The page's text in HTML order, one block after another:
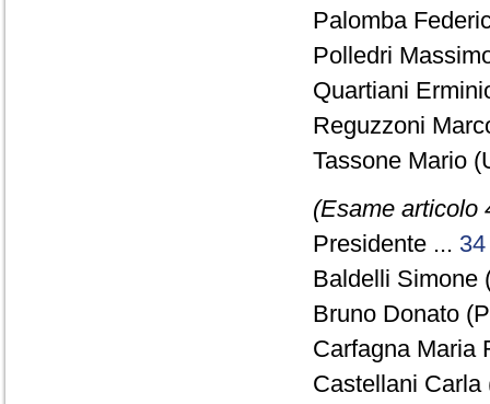
Palomba
Polledri
Quartiani
Reguzzoni
Tassone Mario
(Esame articolo
Presidente ... 34
Baldelli Simone
Bruno Donato
Carfagna Maria
Castellani